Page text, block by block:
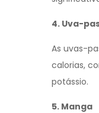
4. Uva-
As uvas-
calorias,
potássio.
5. Manga